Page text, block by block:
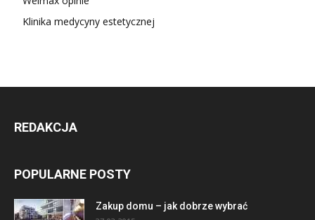
Klinika medycyny estetycznej
REDAKCJA
POPULARNE POSTY
Zakup domu – jak dobrze wybrać